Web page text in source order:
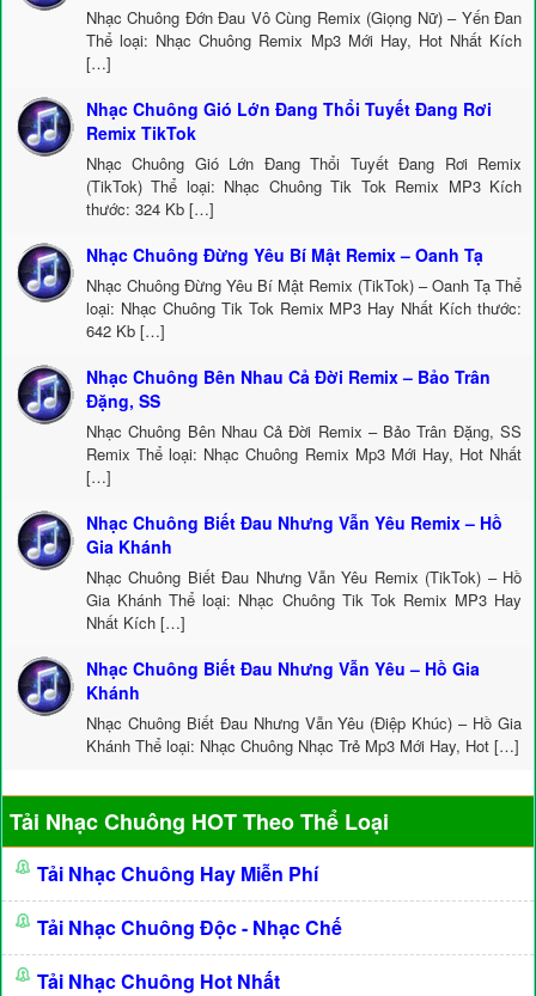
Nhạc Chuông Đớn Đau Vô Cùng Remix (Giọng Nữ) – Yến Đan
Thể loại: Nhạc Chuông Remix Mp3 Mới Hay, Hot Nhất Kích
[…]
Nhạc Chuông Gió Lớn Đang Thổi Tuyết Đang Rơi
Remix TikTok
Nhạc Chuông Gió Lớn Đang Thổi Tuyết Đang Rơi Remix
(TikTok) Thể loại: Nhạc Chuông Tik Tok Remix MP3 Kích
thước: 324 Kb […]
Nhạc Chuông Đừng Yêu Bí Mật Remix – Oanh Tạ
Nhạc Chuông Đừng Yêu Bí Mật Remix (TikTok) – Oanh Tạ Thể
loại: Nhạc Chuông Tik Tok Remix MP3 Hay Nhất Kích thước:
642 Kb […]
Nhạc Chuông Bên Nhau Cả Đời Remix – Bảo Trân
Đặng, SS
Nhạc Chuông Bên Nhau Cả Đời Remix – Bảo Trân Đặng, SS
Remix Thể loại: Nhạc Chuông Remix Mp3 Mới Hay, Hot Nhất
[…]
Nhạc Chuông Biết Đau Nhưng Vẫn Yêu Remix – Hồ
Gia Khánh
Nhạc Chuông Biết Đau Nhưng Vẫn Yêu Remix (TikTok) – Hồ
Gia Khánh Thể loại: Nhạc Chuông Tik Tok Remix MP3 Hay
Nhất Kích […]
Nhạc Chuông Biết Đau Nhưng Vẫn Yêu – Hồ Gia
Khánh
Nhạc Chuông Biết Đau Nhưng Vẫn Yêu (Điệp Khúc) – Hồ Gia
Khánh Thể loại: Nhạc Chuông Nhạc Trẻ Mp3 Mới Hay, Hot […]
Tải Nhạc Chuông HOT Theo Thể Loại
Tải Nhạc Chuông Hay Miễn Phí
Tải Nhạc Chuông Độc - Nhạc Chế
Tải Nhạc Chuông Hot Nhất